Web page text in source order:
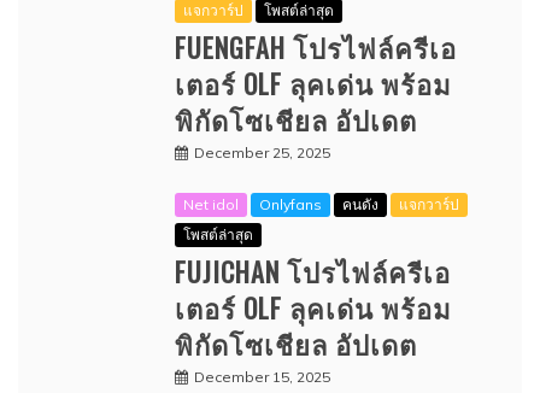
แจกวาร์ป
โพสต์ล่าสุด
FUENGFAH โปรไฟล์ครีเอ
เตอร์ OLF ลุคเด่น พร้อม
พิกัดโซเชียล อัปเดต
December 25, 2025
Net idol Onlyfans คนดัง
แจกวาร์ป
โพสต์ล่าสุด
FUJICHAN โปรไฟล์ครีเอ
เตอร์ OLF ลุคเด่น พร้อม
พิกัดโซเชียล อัปเดต
December 15, 2025